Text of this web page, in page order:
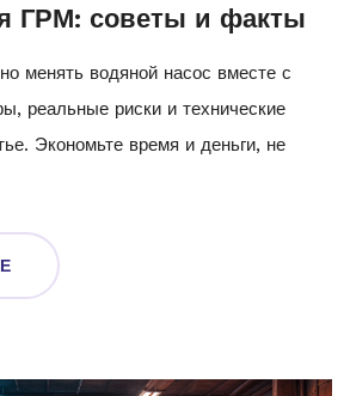
ГРМ: советы и факты
менять водяной насос вместе с
риски и технические
Экономьте время и деньги, не